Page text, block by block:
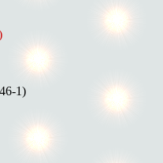
1)